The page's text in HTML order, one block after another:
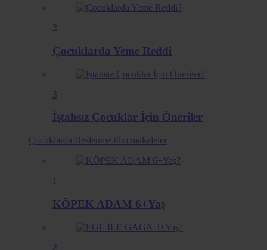
2
Çocuklarda Yeme Reddi
3
İştahsız Çocuklar İçin Öneriler
Çocuklarda Beslenme tüm makaleler
1
KÖPEK ADAM 6+Yaş
2